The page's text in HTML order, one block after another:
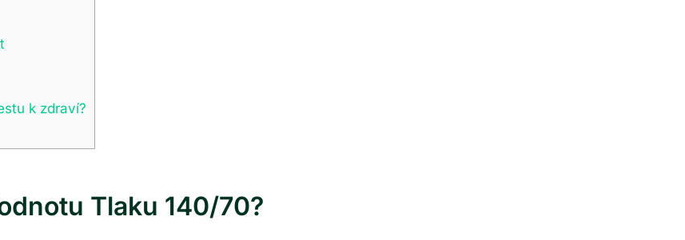
k zdraví?
Tlaku 140/70?